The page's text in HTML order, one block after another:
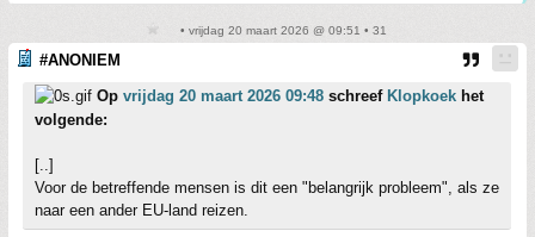
• vrijdag 20 maart 2026 @ 09:51 • 31
#ANONIEM
Op vrijdag 20 maart 2026 09:48 schreef Klopkoek het
volgende:
[..]
Voor de betreffende mensen is dit een "belangrijk probleem", als ze
naar een ander EU-land reizen.